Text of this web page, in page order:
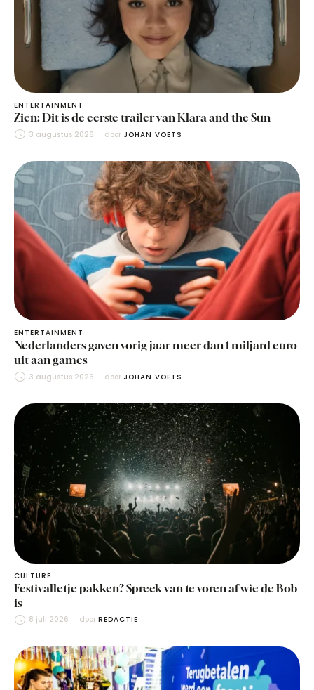
ENTERTAINMENT
Zien: Dit is de eerste trailer van Klara and the Sun
3 augustus 2026 door JOHAN VOETS
ENTERTAINMENT
Nederlanders gaven vorig jaar meer dan 1 miljard euro
uit aan games
3 augustus 2026 door JOHAN VOETS
CULTURE
Festivalletje pakken? Spreek van te voren af wie de Bob
is
8 juli 2026 door REDACTIE